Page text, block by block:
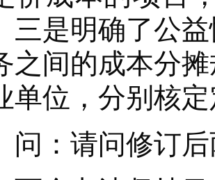
三是明确了公
之间的成本分
单位，分别核
请问修订后